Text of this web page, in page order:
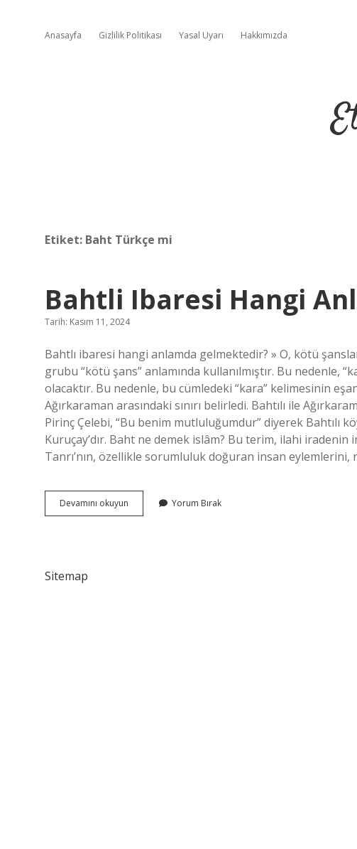
Anasayfa Gizlilik Politikası Yasal Uyarı Hakkımızda
Etiket: Baht Türkçe mi
Bahtli Ibaresi Hangi
Tarih: Kasım 11, 2024
Bahtlı ibaresi hangi anlamda gelmektedir? » O, kötü
grubu “kötü şans” anlamında kullanılmıştır. Bu nedenle,
olacaktır. Bu nedenle, bu cümledeki “kara” kelimesinin
Ağırkaraman arasındaki sınırı belirledi. Bahtılı ile
Pirinç Çelebi, “Bu benim mutluluğumdur” diyerek Bahtılı
Kuruçay’dır. Baht ne demek islâm? Bu terim, ilahi iradenin
Tanrı’nın, özellikle sorumluluk doğuran insan eylemlerini,
Devamını okuyun
Ibaresi
Yorum Bırak
Sitemap